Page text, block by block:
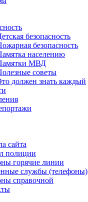
безопасность
безопасность
населению
МВД
советы
должен знать каждый
сайта
полиции
горячие линии
службы (телефоны)
справочной